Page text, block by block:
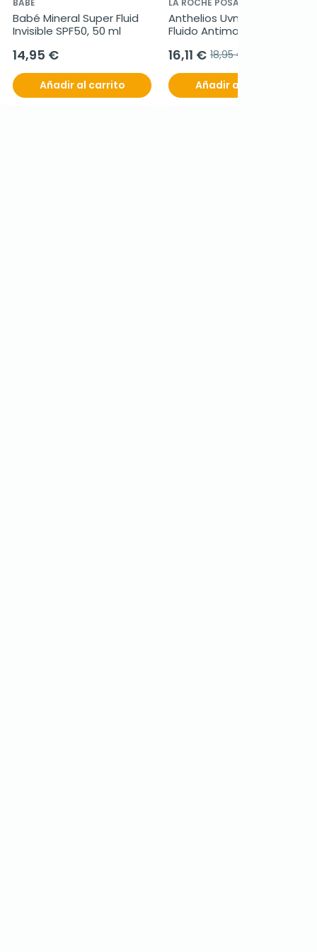
BABÉ
Babé Mineral Super Fluid
Invisible SPF50, 50 ml
14,95 €
Añadir al carrito
LA ROCHE POSAY ANTHELIOS
Anthelios Uvmune 400
Fluido Antimanchas
16,11 € 18,95 €
Añadir al carrito